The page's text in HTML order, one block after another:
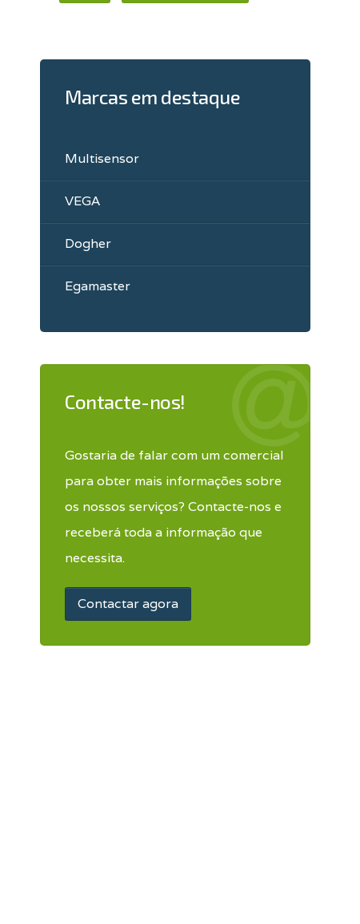
Marcas em destaque
Multisensor
VEGA
Dogher
Egamaster
Contacte-nos!
Gostaria de falar com um comercial
para obter mais informações sobre
os nossos serviços? Contacte-nos e
receberá toda a informação que
necessita.
Contactar agora